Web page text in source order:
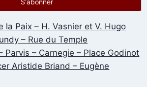
la Paix – H. Vasnier et V. Hugo
– Rue du Temple
Parvis – Carnegie – Place Godinot
Aristide Briand – Eugène